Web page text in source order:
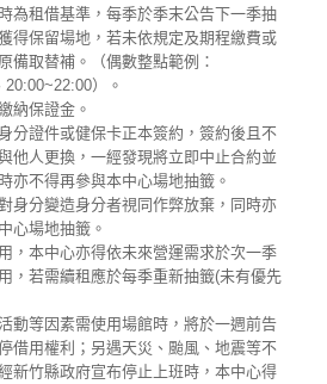
為租借基準，每季於季末公告下一季抽
得保留場地，若未依規定及期程繳費或
備取替補。（偶數整點範例：
）。
納保證金。
分證件或健保卡正本簽約，簽約後且不
他人更換，一經發現將立即中止合約並
亦不得再參與本中心場地抽籤。
身分變造身分者視同作弊放棄，同時亦
心場地抽籤。
，本中心亦得依未來營運需求於次一季
，若需續租應於每季重新抽籤(未有優先
動等因素需使用場館時，將於一週前告
借用權利；另遇天災、颱風、地震等不
新竹縣政府宣布停止上班時，本中心得